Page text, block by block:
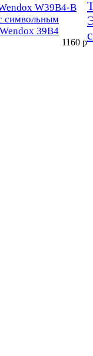
W39B4-B
символьным
39B4
1160 р